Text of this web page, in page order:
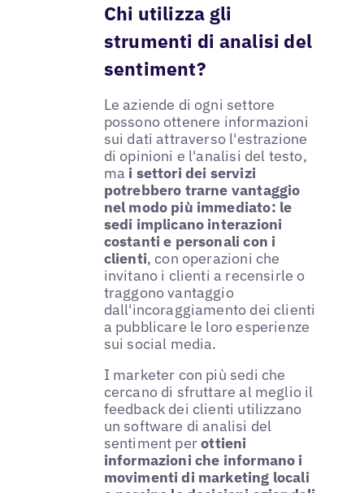
Chi utilizza gli
strumenti di analisi del
sentiment?
Le aziende di ogni settore
possono ottenere informazioni
sui dati attraverso l'estrazione
di opinioni e l'analisi del testo,
ma i settori dei servizi
potrebbero trarne vantaggio
nel modo più immediato: le
sedi implicano interazioni
costanti e personali con i
clienti, con operazioni che
invitano i clienti a recensirle o
traggono vantaggio
dall'incoraggiamento dei clienti
a pubblicare le loro esperienze
sui social media.
I marketer con più sedi che
cercano di sfruttare al meglio il
feedback dei clienti utilizzano
un software di analisi del
sentiment perottieni
informazioni che informano i
movimenti di marketing locali